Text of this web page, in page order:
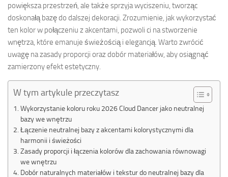
powiększa przestrzeń, ale także sprzyja wyciszeniu, tworząc
doskonałą bazę do dalszej dekoracji. Zrozumienie, jak wykorzystać
ten kolor w połączeniu z akcentami, pozwoli ci na stworzenie
wnętrza, które emanuje świeżością i elegancją. Warto zwrócić
uwagę na zasady proporcji oraz dobór materiałów, aby osiągnąć
zamierzony efekt estetyczny.
W tym artykule przeczytasz
Wykorzystanie koloru roku 2026 Cloud Dancer jako neutralnej
bazy we wnętrzu
Łączenie neutralnej bazy z akcentami kolorystycznymi dla
harmonii i świeżości
Zasady proporcji i łączenia kolorów dla zachowania równowagi
we wnętrzu
Dobór naturalnych materiałów i tekstur do neutralnej bazy dla